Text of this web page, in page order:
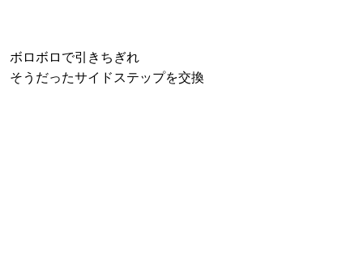
ボロボロで引きちぎれ
そうだったサイドステップを交換